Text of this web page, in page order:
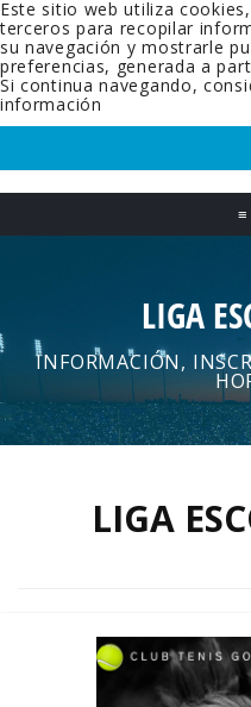
Este sitio web utiliza
terceros para recopilar
su navegación y mostrarle
preferencias, generada a
Si continua navegando,
información
≡
LIGA
INFORMACIÓN,
LIGA